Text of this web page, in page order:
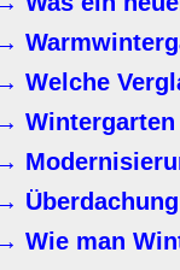
→
→ Welche
→ Wintergarten
→
→
→ Wie man